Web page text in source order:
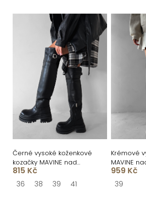
ů
Černé vysoké koženkové
kozačky MAVINE nad
kolena
815 Kč
36 38 39 41
Krémové
MAVINE
přezkou
959 Kč
39